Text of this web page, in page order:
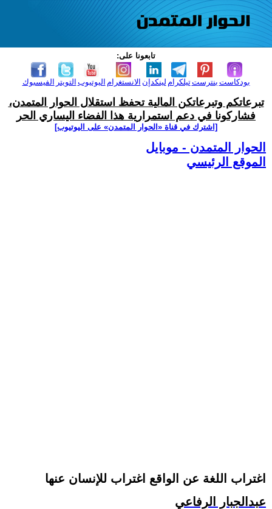
تابعونا على:
الفيسبوك التويتر اليوتيوب الانستغرام لينكدإن تيلكرامبنترست بودكاست
تبرعاتكم وتبرعاتكن المالية تحفظ استقلال الحوار المتمدن،
فشاركونا في دعم استمرارية هذا الفضاء اليساري الحر
[اشترك في قناة ‫«الحوار المتمدن» على اليوتيوب]
الحوار المتمدن - موبايل
الموقع الرئيسي
اغتراب اللغة عن الواقع اغتراب للإنسان عنها
عبدالجبار الرفاعي